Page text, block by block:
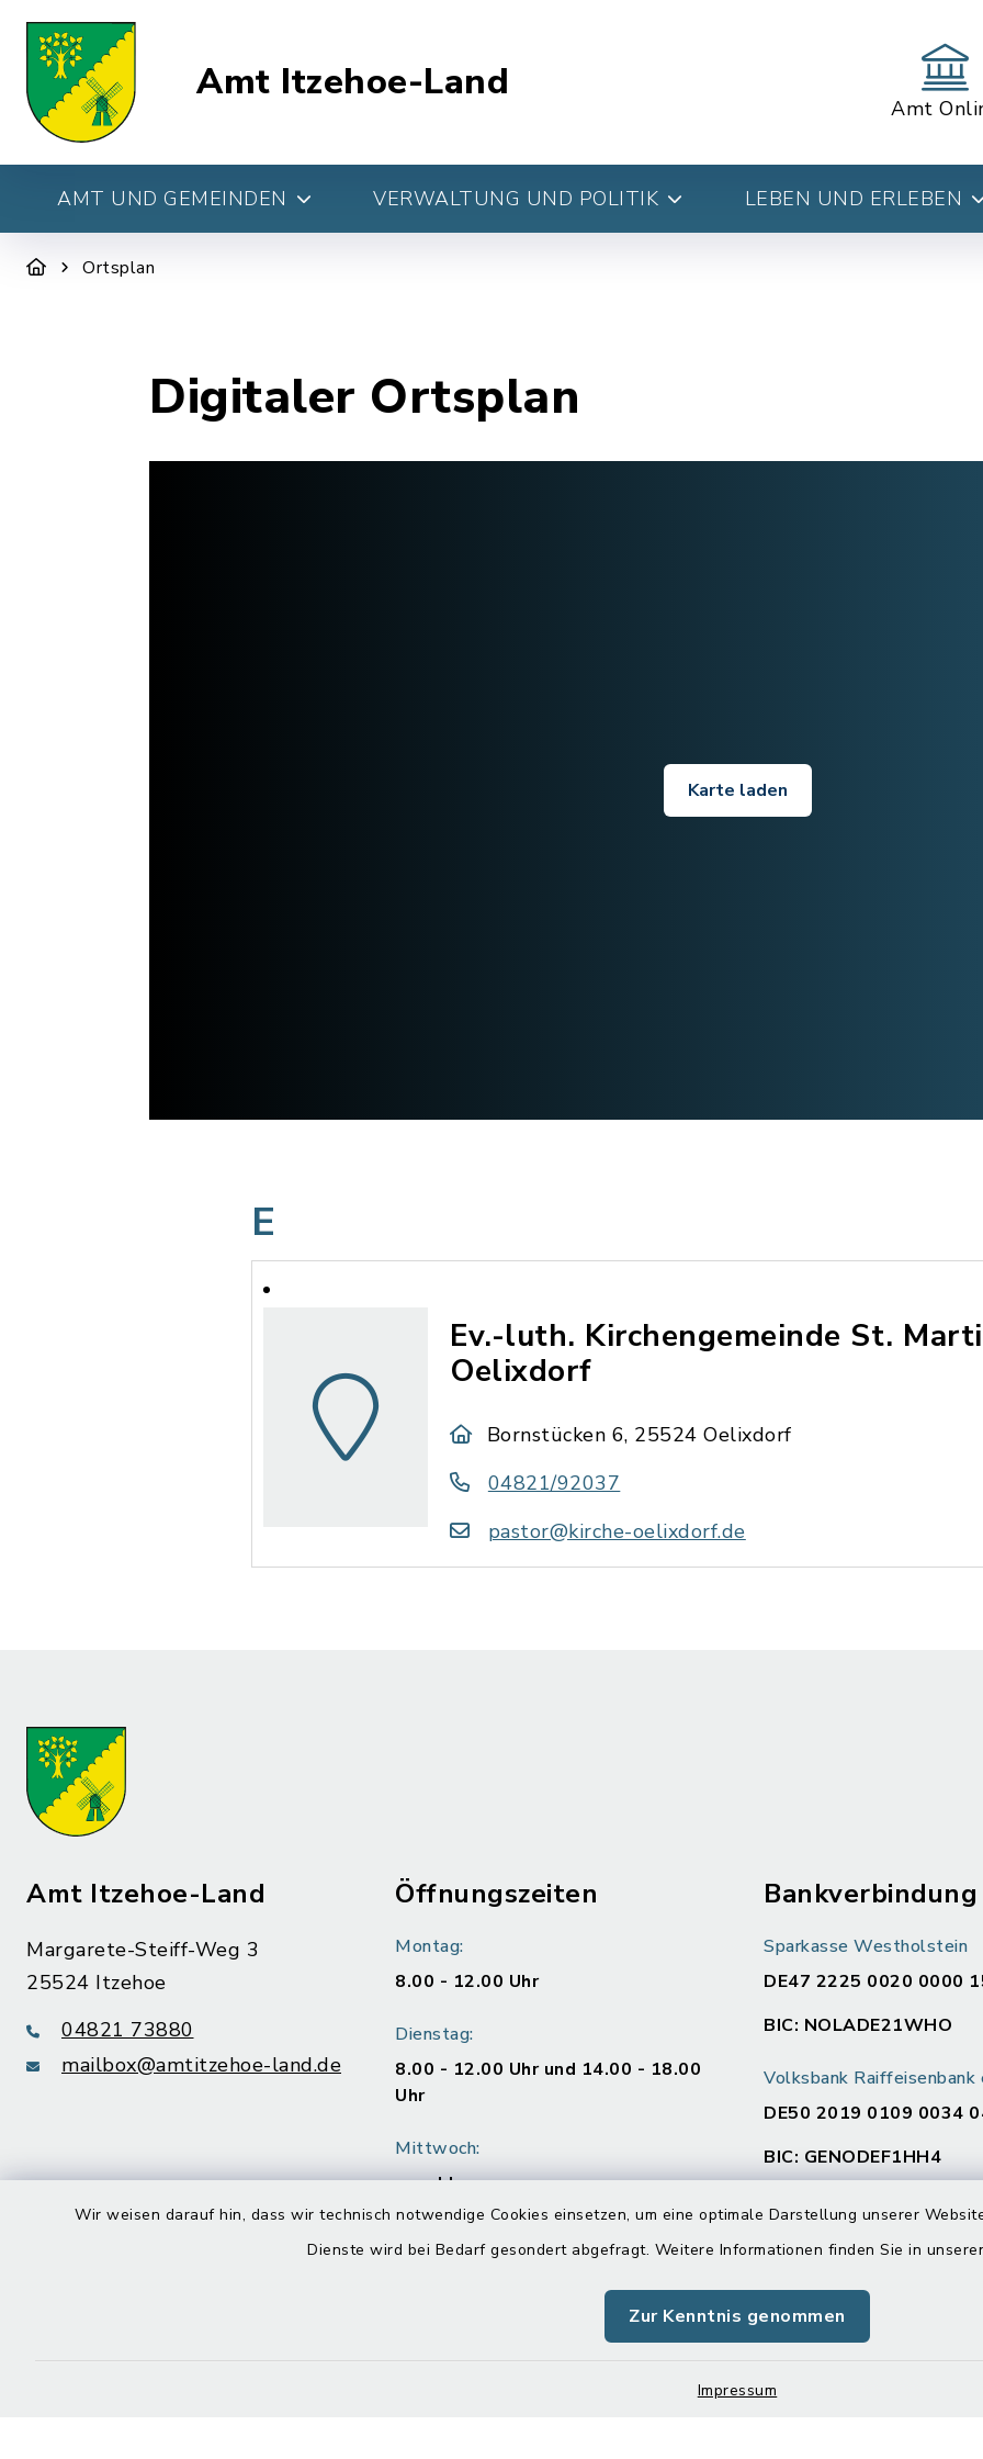
Wir weisen darauf hin, dass wir technisch notwendige Cookies einsetzen, um eine optimale Darstellung unserer
Dienste wird bei Bedarf gesondert abgefragt. Weitere Informationen finden Sie in
Zur Kenntnis genommen
Impressum
Amt Itzehoe-Land
Amt
AMT UND GEMEINDEN VERWALTUNG UND POLITIK LEBEN UND ERLEBEN
Ortsplan
Digitaler Ortsplan
Karte laden
E
Ev.-luth. Kirchengemeinde St.
Oelixdorf
Bornstücken 6, 25524 Oelixdorf
04821/92037
pastor@kirche-oelixdorf.de
Amt Itzehoe-Land
Margarete-Steiff-Weg 3
25524 Itzehoe
04821 73880
mailbox@amtitzehoe-land.de
Öffnungszeiten
Montag:
8.00 - 12.00 Uhr
Dienstag:
8.00 - 12.00 Uhr und 14.00 - 18.00
Uhr
Mittwoch:
geschlossen
Bankverbindung
Sparkasse Westholstein
DE47 2225 0020 0000
BIC: NOLADE21WHO
Volksbank Raiffeisenbank
DE50 2019 0109 0034
BIC: GENODEF1HH4